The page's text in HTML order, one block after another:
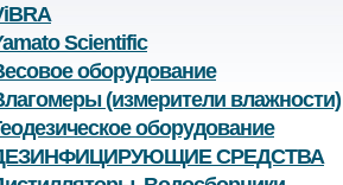
Scientific
оборудование
(измерители влажности)
оборудование
СРЕДСТВА